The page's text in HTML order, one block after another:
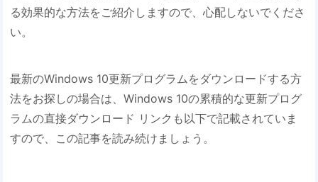
る効果的な方法をご紹介しますので、心配しないでくださ
い。
最新のWindows 10更新プログラムをダウンロードする方
法をお探しの場合は、Windows 10の累積的な更新プログ
ラムの直接ダウンロード リンクも以下で記載されていま
すので、この記事を読み続けましょう。